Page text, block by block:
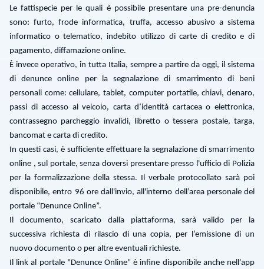
Le fattispecie per le quali è possibile presentare una pre-denuncia
sono: furto, frode informatica, truffa, accesso abusivo a sistema
informatico o telematico, indebito utilizzo di carte di credito e di
pagamento, diffamazione online.
È invece operativo, in tutta Italia, sempre a partire da oggi, il sistema
di denunce online per la segnalazione di smarrimento di beni
personali come: cellulare, tablet, computer portatile, chiavi, denaro,
passi di accesso al veicolo, carta d’identità cartacea o elettronica,
contrassegno parcheggio invalidi, libretto o tessera postale, targa,
bancomat e carta di credito.
In questi casi, è sufficiente effettuare la segnalazione di smarrimento
online , sul portale, senza doversi presentare presso l'ufficio di Polizia
per la formalizzazione della stessa. Il verbale protocollato sarà poi
disponibile, entro 96 ore dall'invio, all'interno dell’area personale del
portale “Denunce Online”.
Il documento, scaricato dalla piattaforma, sarà valido per la
successiva richiesta di rilascio di una copia, per l’emissione di un
nuovo documento o per altre eventuali richieste.
Il link al portale "Denunce Online" è infine disponibile anche nell'app